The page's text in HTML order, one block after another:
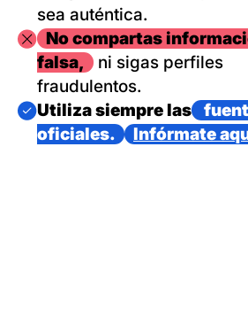
sea auténtica.
ImagenNo compartas
falsa,
ni sigas perfiles
fraudulentos.
Imagen
Utiliza siempre las
oficiales.
Infórmate